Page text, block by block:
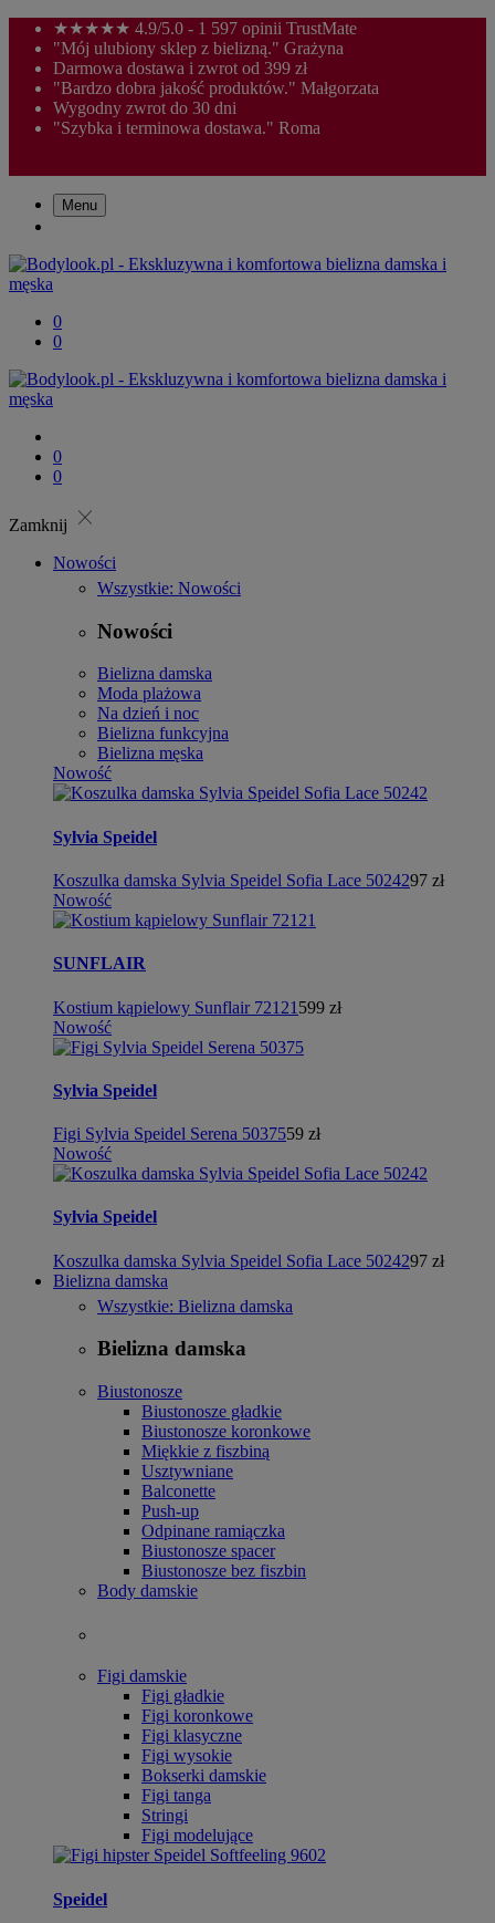
★★★★★ 4.9/5.0 - 1 597 opinii TrustMate
"Mój ulubiony sklep z bielizną." Grażyna
Darmowa dostawa i zwrot od 399 zł
"Bardzo dobra jakość produktów." Małgorzata
Wygodny zwrot do 30 dni
"Szybka i terminowa dostawa." Roma
Menu
0
0
0
0
Zamknij close
Nowości
Wszystkie: Nowości
Nowości
Bielizna damska
Moda plażowa
Na dzień i noc
Bielizna funkcyjna
Bielizna męska
Nowość
Sylvia Speidel
Koszulka damska Sylvia Speidel Sofia Lace 5024297 zł
Nowość
SUNFLAIR
Kostium kąpielowy Sunflair 72121 599 zł
Nowość
Sylvia Speidel
Figi Sylvia Speidel Serena 5037559 zł
Nowość
Sylvia Speidel
Koszulka damska Sylvia Speidel Sofia Lace 5024297 zł
Bielizna damska
Wszystkie: Bielizna damska
Bielizna damska
Biustonosze
Biustonosze gładkie
Biustonosze koronkowe
Miękkie z fiszbiną
Usztywniane
Balconette
Push-up
Odpinane ramiączka
Biustonosze spacer
Biustonosze bez fiszbin
Body damskie
Figi damskie
Figi gładkie
Figi koronkowe
Figi klasyczne
Figi wysokie
Bokserki damskie
Figi tanga
Stringi
Figi modelujące
Speidel